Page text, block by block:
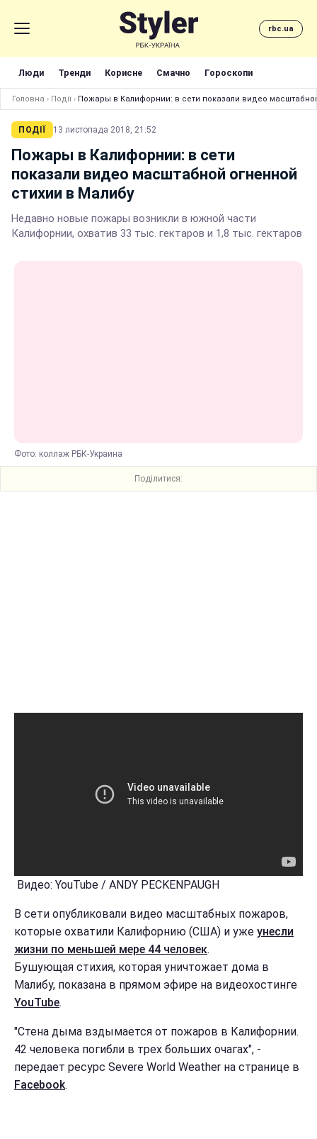
rbc.ua
Люди Тренди Корисне Смачно Гороскопи
Головна › Події › Пожары в Калифорнии: в сети показали видео
ПОДІЇ 13 листопада 2018, 21:52
Пожары в Калифорнии: в сети
показали видео масштабной огненной
стихии в Малибу
Недавно новые пожары возникли в южной части
Калифорнии, охватив 33 тыс. гектаров и 1,8 тыс. гектаров
Фото: коллаж РБК-Украина
Поділитися:
Видео: YouTube / ANDY PECKENPAUGH
В сети опубликовали видео масштабных пожаров,
которые охватили Калифорнию (США) и уже унесли
жизни по меньшей мере 44 человек.
Бушующая стихия, которая уничтожает дома в
Малибу, показана в прямом эфире на видеохостинге
YouTube.
"Стена дыма вздымается от пожаров в Калифорнии.
42 человека погибли в трех больших очагах", -
передает ресурс Severe World Weather на странице в
Facebook.